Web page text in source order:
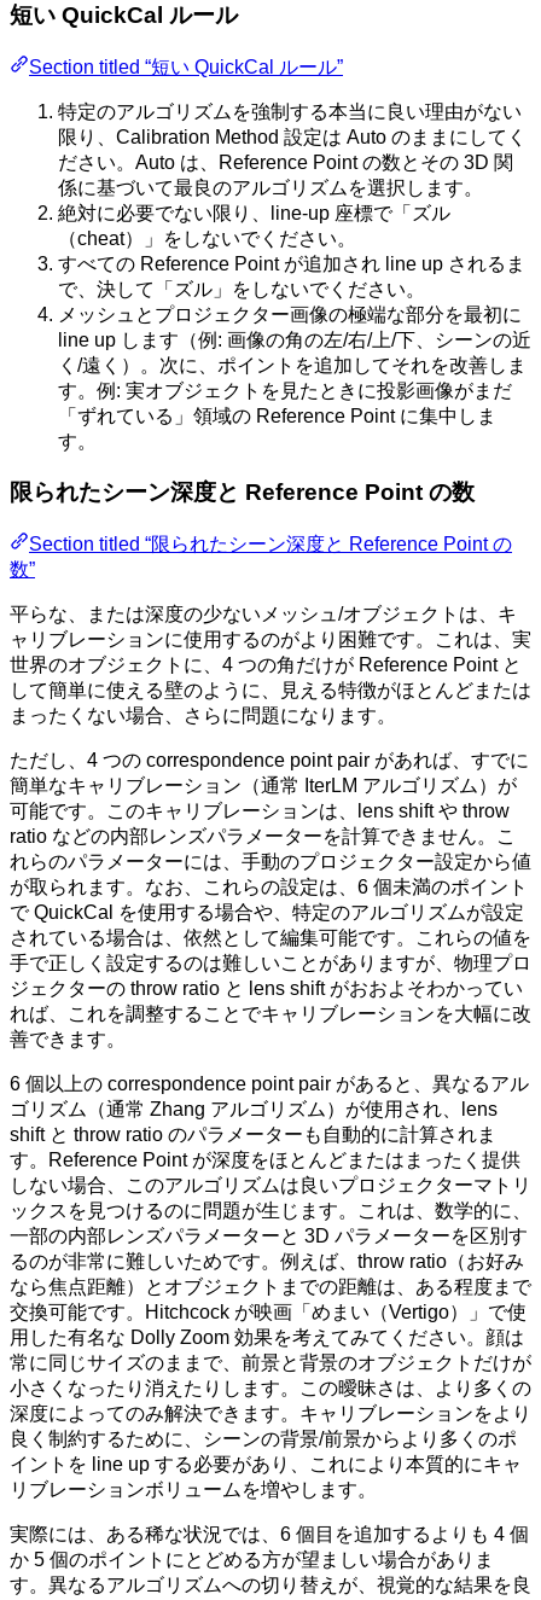
短い QuickCal ルール
Section titled “短い QuickCal ルール”
特定のアルゴリズムを強制する本当に良い理由がない
限り、Calibration Method 設定は Auto のままにしてく
ださい。Auto は、Reference Point の数とその 3D 関
係に基づいて最良のアルゴリズムを選択します。
絶対に必要でない限り、line-up 座標で「ズル
（cheat）」をしないでください。
すべての Reference Point が追加され line up されるま
で、決して「ズル」をしないでください。
メッシュとプロジェクター画像の極端な部分を最初に
line up します（例: 画像の角の左/右/上/下、シーンの近
く/遠く）。次に、ポイントを追加してそれを改善しま
す。例: 実オブジェクトを見たときに投影画像がまだ
「ずれている」領域の Reference Point に集中しま
す。
限られたシーン深度と Reference Point の数
Section titled “限られたシーン深度と Reference Point の
数”
平らな、または深度の少ないメッシュ/オブジェクトは、キ
ャリブレーションに使用するのがより困難です。これは、実
世界のオブジェクトに、4 つの角だけが Reference Point と
して簡単に使える壁のように、見える特徴がほとんどまたは
まったくない場合、さらに問題になります。
ただし、4 つの correspondence point pair があれば、すでに
簡単なキャリブレーション（通常 IterLM アルゴリズム）が
可能です。このキャリブレーションは、lens shift や throw
ratio などの内部レンズパラメーターを計算できません。こ
れらのパラメーターには、手動のプロジェクター設定から値
が取られます。なお、これらの設定は、6 個未満のポイント
で QuickCal を使用する場合や、特定のアルゴリズムが設定
されている場合は、依然として編集可能です。これらの値を
手で正しく設定するのは難しいことがありますが、物理プロ
ジェクターの throw ratio と lens shift がおおよそわかってい
れば、これを調整することでキャリブレーションを大幅に改
善できます。
6 個以上の correspondence point pair があると、異なるアル
ゴリズム（通常 Zhang アルゴリズム）が使用され、lens
shift と throw ratio のパラメーターも自動的に計算されま
す。Reference Point が深度をほとんどまたはまったく提供
しない場合、このアルゴリズムは良いプロジェクターマトリ
ックスを見つけるのに問題が生じます。これは、数学的に、
一部の内部レンズパラメーターと 3D パラメーターを区別す
るのが非常に難しいためです。例えば、throw ratio（お好み
なら焦点距離）とオブジェクトまでの距離は、ある程度まで
交換可能です。Hitchcock が映画「めまい（Vertigo）」で使
用した有名な Dolly Zoom 効果を考えてみてください。顔は
常に同じサイズのままで、前景と背景のオブジェクトだけが
小さくなったり消えたりします。この曖昧さは、より多くの
深度によってのみ解決できます。キャリブレーションをより
良く制約するために、シーンの背景/前景からより多くのポ
イントを line up する必要があり、これにより本質的にキャ
リブレーションボリュームを増やします。
実際には、ある稀な状況では、6 個目を追加するよりも 4 個
か 5 個のポイントにとどめる方が望ましい場合がありま
す。異なるアルゴリズムへの切り替えが、視覚的な結果を良